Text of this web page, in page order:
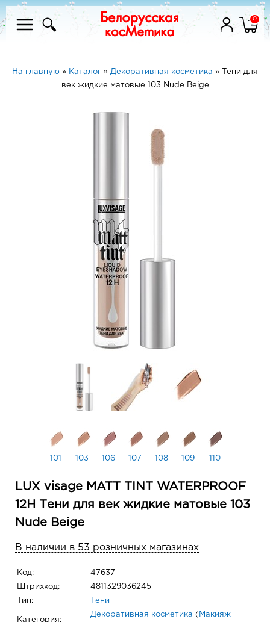
0
На главную » Каталог » Декоративная косметика »
Тени для
век жидкие матовые 103 Nude Beige
101 103 106 107 108 109 110
LUX visage MATT TINT WATERPROOF
12H Тени для век жидкие матовые 103
Nude Beige
В наличии в 53 розничных магазинах
Код: 47637
Штрихкод: 4811329036245
Тип: Тени
Категория:
Декоративная косметика ( Макияж